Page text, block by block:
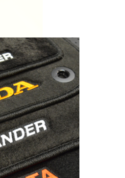
в целях
данных,